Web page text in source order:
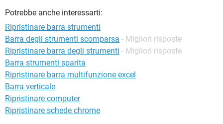
Potrebbe anche interessarti:
Ripristinare barra strumenti
Barra degli strumenti scomparsa - Migliori risposte
Ripristinare barra degli strumenti - Migliori risposte
Barra strumenti sparita
Ripristinare barra multifunzione excel
Barra verticale
Ripristinare computer
Ripristinare schede chrome